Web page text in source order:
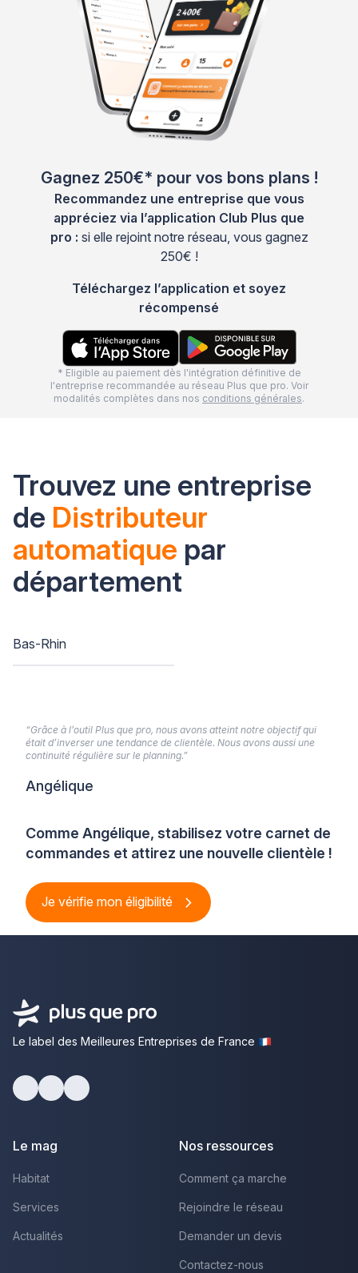
Gagnez 250€* pour vos bons plans !
Recommandez une entreprise que vous
appréciez via l’application Club Plus que
pro : si elle rejoint notre réseau, vous gagnez
250€ !
Téléchargez l’application et soyez
récompensé
* Eligible au paiement dès l'intégration définitive de
l'entreprise recommandée au réseau Plus que pro. Voir
modalités complètes dans nos conditions générales.
Trouvez une entreprise
de Distributeur
automatique par
département
Bas-Rhin
Comme Angélique, stabilisez votre carnet de
commandes et attirez une nouvelle clientèle !
Je vérifie mon éligibilité
“Grâce à l’outil Plus que pro, nous avons atteint notre objectif qui
était d’inverser une tendance de clientèle. Nous avons aussi une
continuité régulière sur le planning.”
Angélique
Le label des Meilleures Entreprises de France
Le mag
Habitat
Services
Actualités
Nos ressources
Comment ça marche
Rejoindre le réseau
Demander un devis
Contactez-nous